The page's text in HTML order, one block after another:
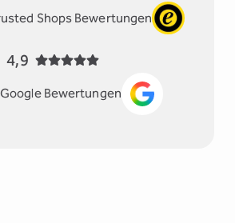
Shops Bewertungen
4,9
Bewertungen